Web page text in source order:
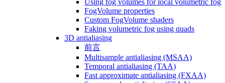
Using fog volumes for local volumetric fog
FogVolume properties
Custom FogVolume shaders
Faking volumetric fog using quads
3D antialiasing
前言
Multisample antialiasing (MSAA)
Temporal antialiasing (TAA)
Fast approximate antialiasing (FXAA)